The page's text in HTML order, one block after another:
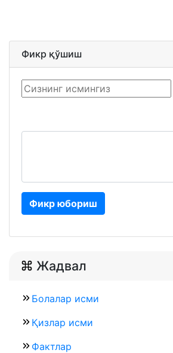
Фикр қўшиш
Фикр юбориш
Жадвал
Болалар исми
Қизлар исми
Фактлар